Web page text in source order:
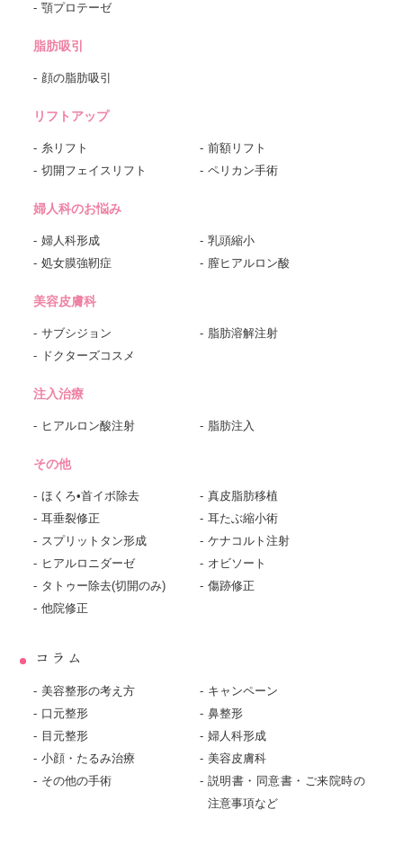
顎プロテーゼ
脂肪吸引
顔の脂肪吸引
リフトアップ
糸リフト
前額リフト
切開フェイスリフト
ペリカン手術
婦人科のお悩み
婦人科形成
乳頭縮小
処女膜強靭症
膣ヒアルロン酸
美容皮膚科
サブシジョン
脂肪溶解注射
ドクターズコスメ
注入治療
ヒアルロン酸注射 脂肪注入
その他
ほくろ•首イボ除去
真皮脂肪移植
耳垂裂修正
耳たぶ縮小術
スプリットタン形成
ケナコルト注射
ヒアルロニダーゼ
オビソート
タトゥー除去(切開のみ)
傷跡修正
他院修正
コラム
美容整形の考え方
キャンペーン
口元整形
鼻整形
目元整形
婦人科形成
小顔・たるみ治療
美容皮膚科
その他の手術
説明書・同意書・ご来院時の
注意事項など